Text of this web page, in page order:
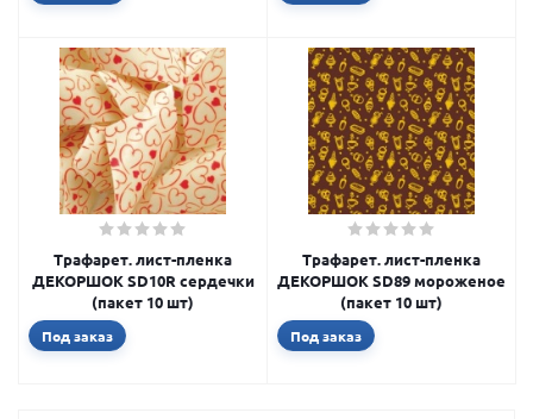
Трафарет. лист-пленка
ДЕКОРШОК SD10R сердечки
(пакет 10 шт)
Под заказ
Трафарет. лист-пленка
ДЕКОРШОК SD89 мороженое
(пакет 10 шт)
Под заказ